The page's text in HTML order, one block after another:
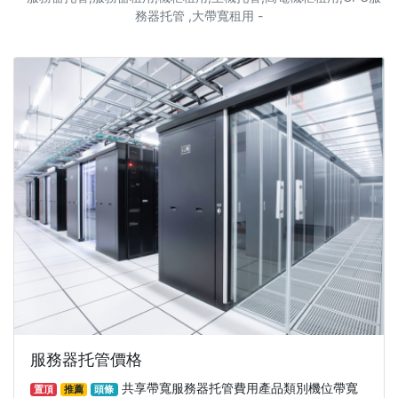
務器托管 ,大帶寬租用 -
服務器托管價格
置頂 推薦 頭條 共享帶寬服務器托管費用產品類別機位帶寬